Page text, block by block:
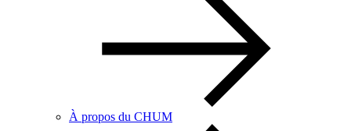
À propos du CHUM